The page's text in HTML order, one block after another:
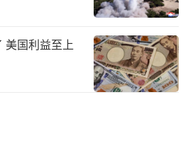
美国利益至上